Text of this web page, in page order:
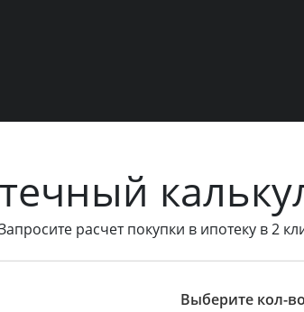
расчет покупки в ипотеку в 2
Выберите кол-